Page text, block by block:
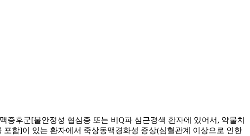
후군[불안정성 협심증 또는 비Q파 심근경색 환자에 있어서, 약물치
함]이 있는 환자에서 죽상동맥경화성 증상(심혈관계 이상으로 인한